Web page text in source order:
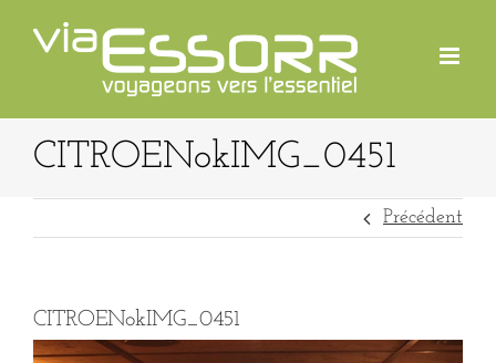
contenu
CITROENokIMG_0451
Précédent
CITROENokIMG_0451